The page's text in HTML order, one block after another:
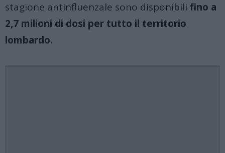
stagione antinfluenzale sono disponibili fino a
2,7 milioni di dosi per tutto il territorio
lombardo.